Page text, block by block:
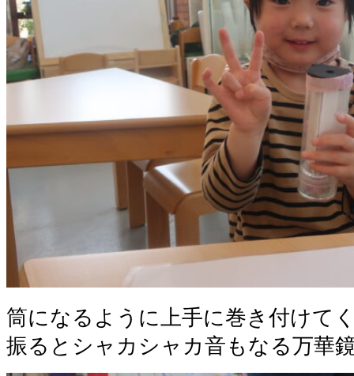
筒になるように上手に巻き付けて
振るとシャカシャカ音もなる万華